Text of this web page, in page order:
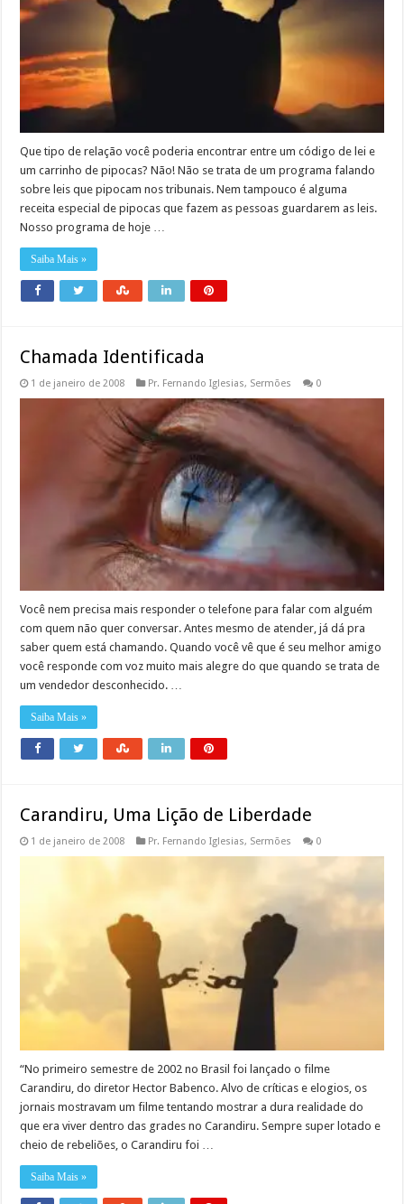
Que tipo de relação você poderia encontrar entre um código de lei e
um carrinho de pipocas? Não! Não se trata de um programa falando
sobre leis que pipocam nos tribunais. Nem tampouco é alguma
receita especial de pipocas que fazem as pessoas guardarem as leis.
Nosso programa de hoje …
Saiba Mais »
Chamada Identificada
1 de janeiro de 2008 Pr. Fernando Iglesias, Sermões 0
Você nem precisa mais responder o telefone para falar com alguém
com quem não quer conversar. Antes mesmo de atender, já dá pra
saber quem está chamando. Quando você vê que é seu melhor amigo
você responde com voz muito mais alegre do que quando se trata de
um vendedor desconhecido. …
Saiba Mais »
Carandiru, Uma Lição de Liberdade
1 de janeiro de 2008 Pr. Fernando Iglesias, Sermões 0
“No primeiro semestre de 2002 no Brasil foi lançado o filme
Carandiru, do diretor Hector Babenco. Alvo de críticas e elogios, os
jornais mostravam um filme tentando mostrar a dura realidade do
que era viver dentro das grades no Carandiru. Sempre super lotado e
cheio de rebeliões, o Carandiru foi …
Saiba Mais »